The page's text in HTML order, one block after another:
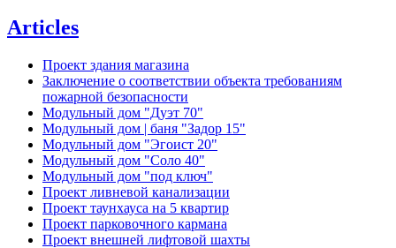
Articles
Проект здания магазина
Заключение о соответствии объекта требованиям
пожарной безопасности
Модульный дом "Дуэт 70"
Модульный дом | баня "Задор 15"
Модульный дом "Эгоист 20"
Модульный дом "Соло 40"
Модульный дом "под ключ"
Проект ливневой канализации
Проект таунхауса на 5 квартир
Проект парковочного кармана
Проект внешней лифтовой шахты